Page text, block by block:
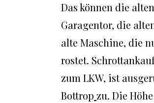
Das können die
Garagentor, die
alte Maschine, die
rostet.
zum LKW, ist
Bottrop zu. Die